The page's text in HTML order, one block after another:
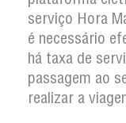
serviço Hora
é necessário
há taxa de
passagem ao
realizar a